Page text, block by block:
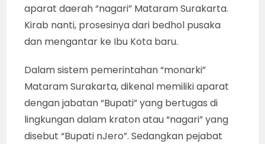
aparat daerah “nagari” Mataram Surakarta.
Kirab nanti, prosesinya dari bedhol pusaka
dan mengantar ke Ibu Kota baru.
Dalam sistem pemerintahan “monarki”
Mataram Surakarta, dikenal memiliki aparat
dengan jabatan “Bupati” yang bertugas di
lingkungan dalam kraton atau “nagari” yang
disebut “Bupati nJero”. Sedangkan pejabat